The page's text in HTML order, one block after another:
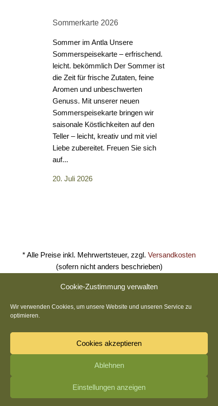
Cookie-Zustimmung verwalten
Wir verwenden Cookies, um unsere Website und unseren Service zu
optimieren.
Cookies akzeptieren
Ablehnen
Einstellungen anzeigen
Sommerkarte 2026
Sommer im Antla Unsere
Sommerspeisekarte – erfrischend.
leicht. bekömmlich Der Sommer ist
die Zeit für frische Zutaten, feine
Aromen und unbeschwerten
Genuss. Mit unserer neuen
Sommerspeisekarte bringen wir
saisonale Köstlichkeiten auf den
Teller – leicht, kreativ und mit viel
Liebe zubereitet. Freuen Sie sich
auf...
20. Juli 2026
* Alle Preise inkl. Mehrwertsteuer, zzgl. Versandkosten
(sofern nicht anders beschrieben)
Widerruf-Formular